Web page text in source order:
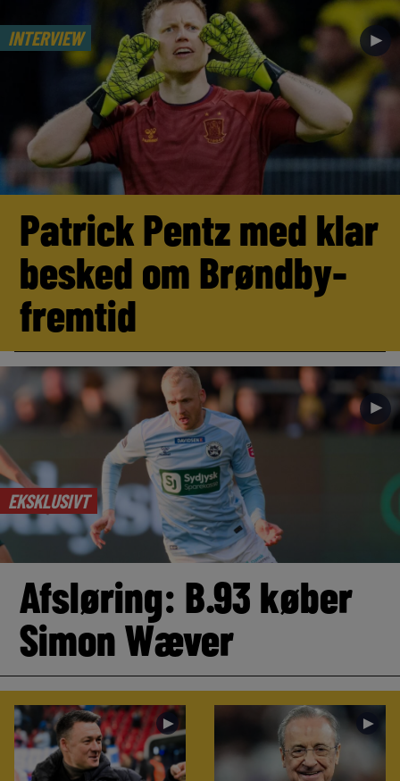
INTERVIEW ►
Patrick Pentz med klar
besked om Brøndby-
fremtid
EKSKLUSIVT
►
Afsløring: B.93 køber
Simon Wæver
► ►